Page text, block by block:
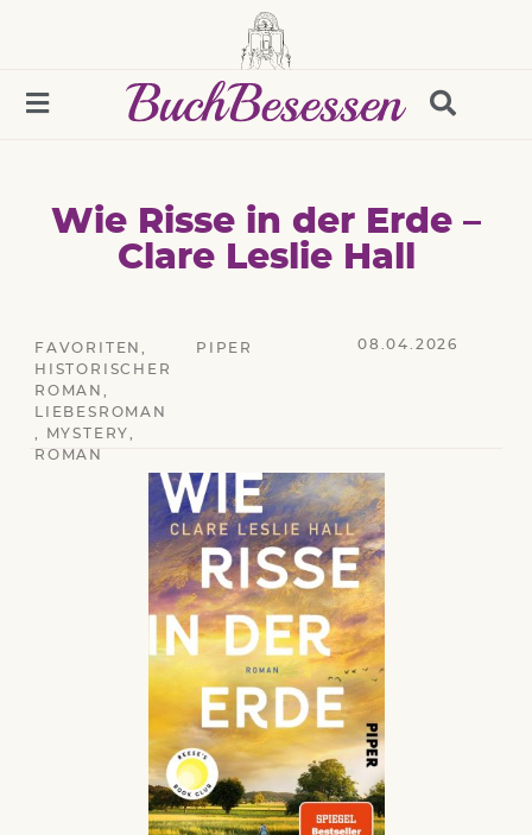
Wie Risse in der Erde –
Clare Leslie Hall
FAVORITEN
HISTORISCHER
ROMAN
LIEBESROMAN
MYSTERY
ROMAN
PIPER 08.04.2026